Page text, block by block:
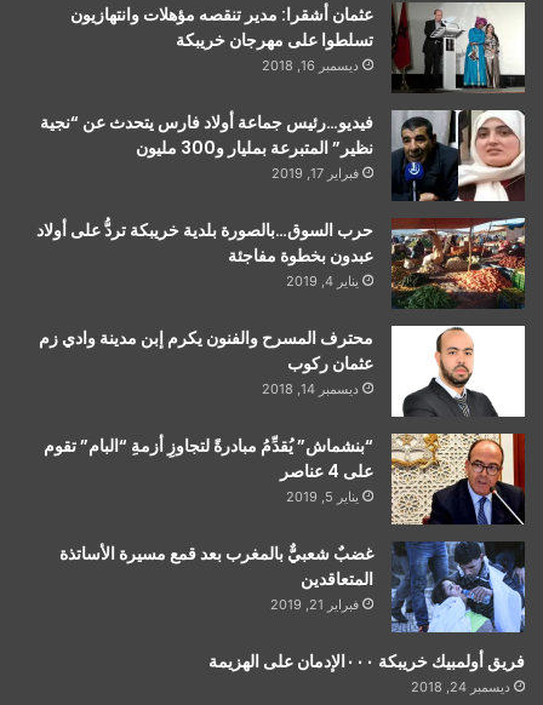
عثمان أشقرا: مدير تنقصه مؤهلات وانتهازيون
تسلطوا على مهرجان خريبكة
ديسمبر 16, 2018
فيديو…رئيس جماعة أولاد فارس يتحدث عن “نجية
نظير” المتبرعة بمليار و300 مليون
فبراير 17, 2019
حرب السوق…بالصورة بلدية خريبكة تردُّ على أولاد
عبدون بخطوة مفاجئة
يناير 4, 2019
محترف المسرح والفنون يكرم إبن مدينة وادي زم
عثمان ركوب
ديسمبر 14, 2018
“بنشماش” يُقدِّمُ مبادرةً لتجاوزِ أزمةِ “البام” تقوم
على 4 عناصر
يناير 5, 2019
غضبٌ شعبيٌّ بالمغرب بعد قمع مسيرة الأساتذة
المتعاقدين
فبراير 21, 2019
فريق أولمبيك خريبكة ٠٠٠الإدمان على الهزيمة
ديسمبر 24, 2018